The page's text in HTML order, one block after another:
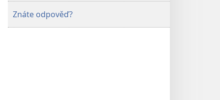
Znáte odpověď?